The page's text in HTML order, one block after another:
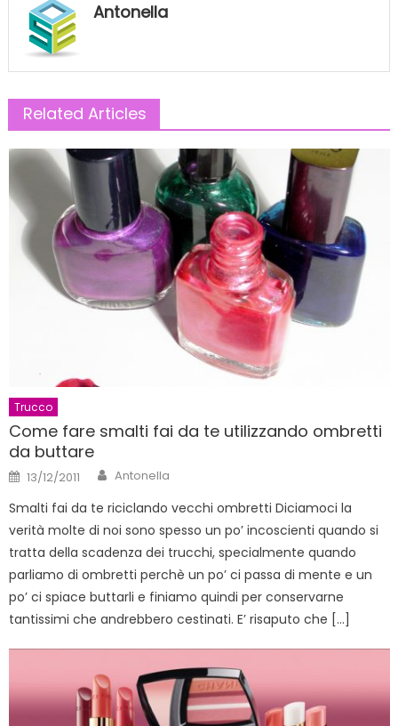
Antonella
Related Articles
Trucco
Come fare smalti fai da te utilizzando ombretti
da buttare
Posted
on
13/12/2011 Author
Antonella
Smalti fai da te riciclando vecchi ombretti Diciamoci la
verità molte di noi sono spesso un po’ incoscienti quando si
tratta della scadenza dei trucchi, specialmente quando
parliamo di ombretti perchè un po’ ci passa di mente e un
po’ ci spiace buttarli e finiamo quindi per conservarne
tantissimi che andrebbero cestinati. E’ risaputo che […]